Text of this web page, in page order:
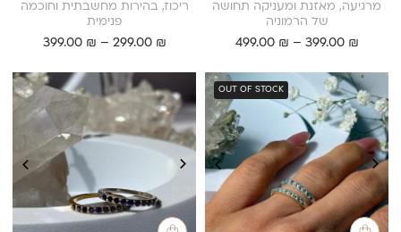
מרגיעה, מאזנת ומעניקה תחושה
של הרמוניה
399.00 ₪
–
499.00 ₪
טווח
⁦399.00 ₪⁩
עד
ריכוז, בהירות מחשבתית וחוכמה
פנימית
299.00 ₪
–
399.00 ₪
טווח
עד
OUT OF STOCK